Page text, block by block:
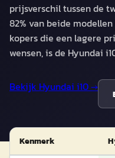
prijsverschil tussen de
82% van beide
kopers die een lagere
wensen, is de Hyundai
Bekijk Hyundai i10→
Kenmerk